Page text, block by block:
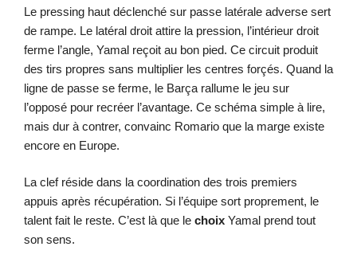
Le pressing haut déclenché sur passe latérale adverse sert
de rampe. Le latéral droit attire la pression, l’intérieur droit
ferme l’angle, Yamal reçoit au bon pied. Ce circuit produit
des tirs propres sans multiplier les centres forçés. Quand la
ligne de passe se ferme, le Barça rallume le jeu sur
l’opposé pour recréer l’avantage. Ce schéma simple à lire,
mais dur à contrer, convainc Romario que la marge existe
encore en Europe.
La clef réside dans la coordination des trois premiers
appuis après récupération. Si l’équipe sort proprement, le
talent fait le reste. C’est là que le choix Yamal prend tout
son sens.